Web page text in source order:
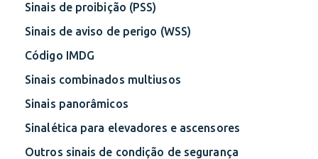
Sinais de proibição (PSS)
Sinais de aviso de perigo (WSS)
Código IMDG
Sinais combinados multiusos
Sinais panorâmicos
Sinalética para elevadores e ascensores
Outros sinais de condição de segurança